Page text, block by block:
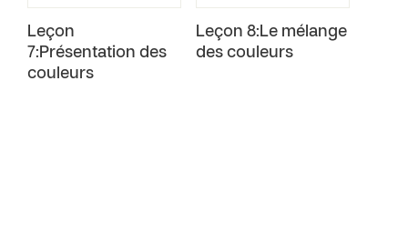
Leçon
7:Présentation des
couleurs
Leçon 8:Le mélange
des couleurs